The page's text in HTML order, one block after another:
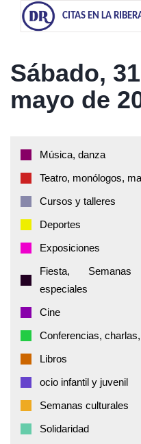
CITAS EN LA
Sábado,
mayo de
Música, danza
Teatro, monólogos,
Cursos y talleres
Deportes
Exposiciones
Fiesta, Semanas
especiales
Cine
Conferencias,
Libros
ocio infantil y juvenil
Semanas culturales
Solidaridad